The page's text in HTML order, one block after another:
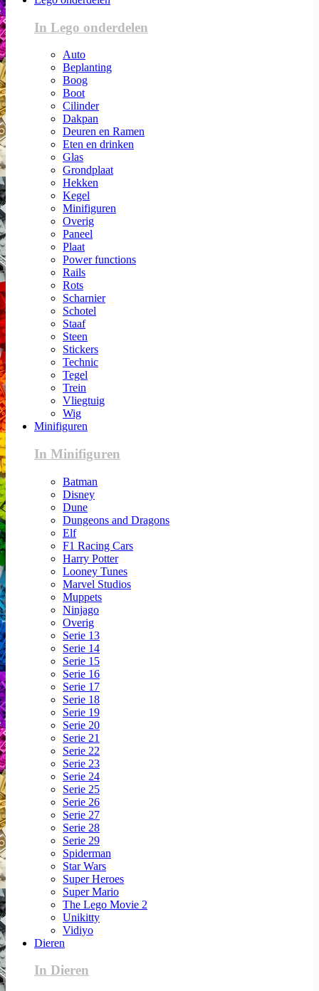
In Lego onderdelen
Auto
Beplanting
Boog
Boot
Cilinder
Dakpan
Deuren en Ramen
Eten en drinken
Glas
Grondplaat
Hekken
Kegel
Minifiguren
Overig
Paneel
Plaat
Power functions
Rails
Rots
Scharnier
Schotel
Staaf
Steen
Stickers
Technic
Tegel
Trein
Vliegtuig
Wig
Minifiguren
In Minifiguren
Batman
Disney
Dune
Dungeons and Dragons
Elf
F1 Racing Cars
Harry Potter
Looney Tunes
Marvel Studios
Muppets
Ninjago
Overig
Serie 13
Serie 14
Serie 15
Serie 16
Serie 17
Serie 18
Serie 19
Serie 20
Serie 21
Serie 22
Serie 23
Serie 24
Serie 25
Serie 26
Serie 27
Serie 28
Serie 29
Spiderman
Star Wars
Super Heroes
Super Mario
The Lego Movie 2
Unikitty
Vidiyo
Dieren
In Dieren